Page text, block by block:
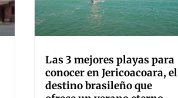
Las 3 mejores playas para
conocer en Jericoacoara, el
destino brasileño que